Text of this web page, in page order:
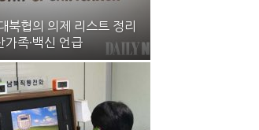
북협의 의제 리스트 정리
족·백신 언급